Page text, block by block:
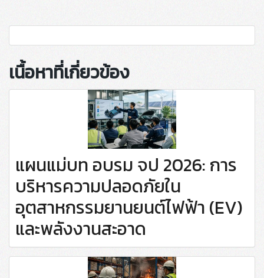
เนื้อหาที่เกี่ยวข้อง
แผนแม่บท อบรม จป 2026: การ
บริหารความปลอดภัยใน
อุตสาหกรรมยานยนต์ไฟฟ้า (EV)
และพลังงานสะอาด